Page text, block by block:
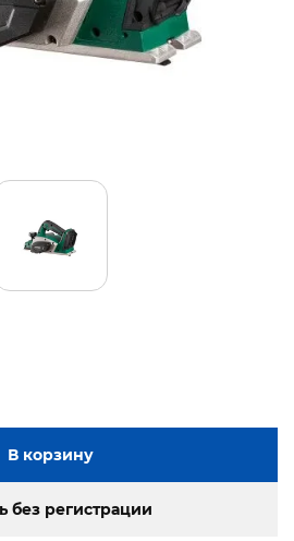
В корзину
без регистрации